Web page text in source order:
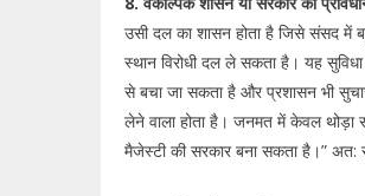
उसी दल का शासन होता है जिसे संसद में
स्थान विरोधी दल ले सकता है। यह
से बचा जा सकता है और प्रशासन भी
लेने वाला होता है। जनमत में केवल थोड़ा
मैजेस्टी की सरकार बना सकता है।” अत: